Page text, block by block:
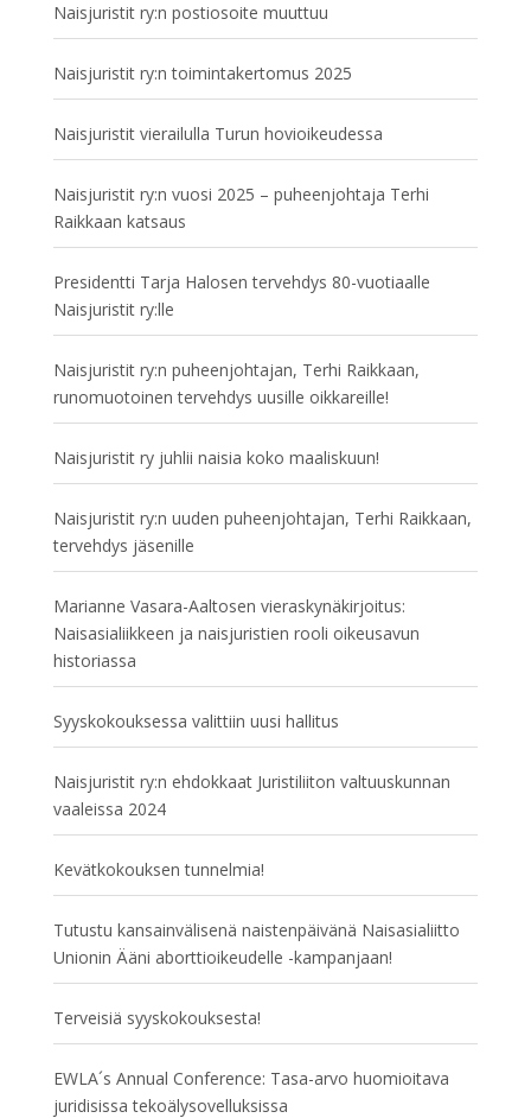
Naisjuristit ry:n postiosoite muuttuu
Naisjuristit ry:n toimintakertomus 2025
Naisjuristit vierailulla Turun hovioikeudessa
Naisjuristit ry:n vuosi 2025 – puheenjohtaja Terhi
Raikkaan katsaus
Presidentti Tarja Halosen tervehdys 80-vuotiaalle
Naisjuristit ry:lle
Naisjuristit ry:n puheenjohtajan, Terhi Raikkaan,
runomuotoinen tervehdys uusille oikkareille!
Naisjuristit ry juhlii naisia koko maaliskuun!
Naisjuristit ry:n uuden puheenjohtajan, Terhi Raikkaan,
tervehdys jäsenille
Marianne Vasara-Aaltosen vieraskynäkirjoitus:
Naisasialiikkeen ja naisjuristien rooli oikeusavun
historiassa
Syyskokouksessa valittiin uusi hallitus
Naisjuristit ry:n ehdokkaat Juristiliiton valtuuskunnan
vaaleissa 2024
Kevätkokouksen tunnelmia!
Tutustu kansainvälisenä naistenpäivänä Naisasialiitto
Unionin Ääni aborttioikeudelle -kampanjaan!
Terveisiä syyskokouksesta!
EWLA´s Annual Conference: Tasa-arvo huomioitava
juridisissa tekoälysovelluksissa